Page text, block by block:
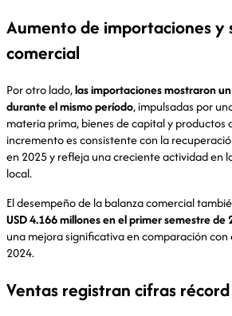
Aumento de importaciones y
comercial
Por otro lado,las importaciones mostraron
durante el mismo período, impulsadas por
materia prima, bienes de capital y productos
incremento es consistente con la
en 2025 y refleja una creciente actividad en
local.
El desempeño de la balanza comercial
USD 4.166 millones en el primer semestre de
una mejora significativa en comparación con
2024.
Ventas registran cifras